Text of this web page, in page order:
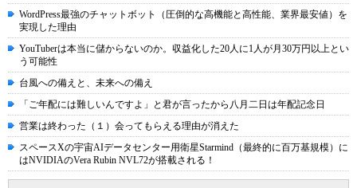
WordPress最強のチャットボット（圧倒的な高機能と高性能、業界最安値）を
実現した理由
YouTuberは本当に儲からないのか。収益化した20人に1人が月30万円以上とい
う可能性
台風への備えと、未来への備え
「ご年配には難しいんですよ」と君が言ったから八月二日は年配記念日
営業は終わった（１）会ってもらえる理由が消えた
スペースXの宇宙AIデータセンター用衛星Starmind（最終的に百万基規模）に
はNVIDIAのVera Rubin NVL72が搭載される！